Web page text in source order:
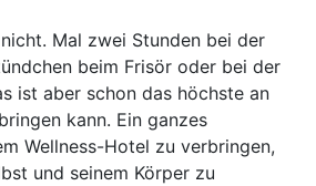
Mal zwei Stunden bei der
beim Frisör oder bei der
ist aber schon das höchste an
kann. Ein ganzes
Wellness-Hotel zu verbringen,
und seinem Körper zu